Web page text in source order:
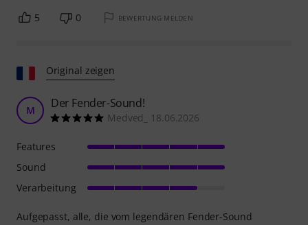
5 0 BEWERTUNG MELDEN
Original zeigen
M Der Fender-Sound!
Medved_ 18.06.2026
Aufgepasst, alle, die vom legendären Fender-Sound
Features
Sound
Verarbeitung